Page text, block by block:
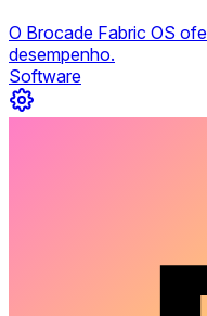
O Brocade Fabric OS
desempenho.
Software